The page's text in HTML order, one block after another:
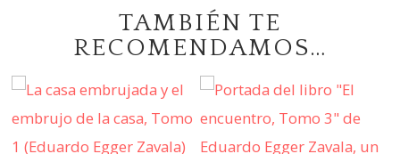
TAMBIÉN TE
RECOMENDAMOS…